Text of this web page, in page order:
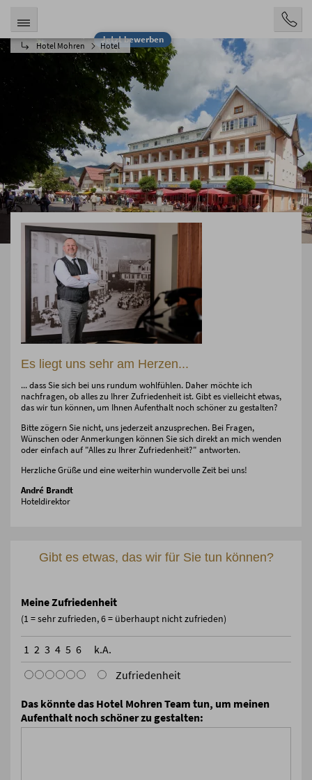
Jetzt bewerben
Hotel Mohren Hotel
Es liegt uns sehr am Herzen...
... dass Sie sich bei uns rundum wohlfühlen. Daher möchte ich
nachfragen, ob alles zu Ihrer Zufriedenheit ist. Gibt es vielleicht etwas,
das wir tun können, um Ihnen Aufenthalt noch schöner zu gestalten?
Bitte zögern Sie nicht, uns jederzeit anzusprechen. Bei Fragen,
Wünschen oder Anmerkungen können Sie sich direkt an mich wenden
oder einfach auf "Alles zu Ihrer Zufriedenheit?" antworten.
Herzliche Grüße und eine weiterhin wundervolle Zeit bei uns!
André Brandt
Hoteldirektor
Gibt es etwas, das wir für Sie tun können?
Meine Zufriedenheit
(1 = sehr zufrieden, 6 = überhaupt nicht zufrieden)
1 2 3 4 5 6
k.A.
Zufriedenheit
Das könnte das Hotel Mohren Team tun, um meinen
Aufenthalt noch schöner zu gestalten: